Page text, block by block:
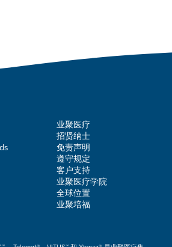
业聚医疗
招贤纳士
免责声明
遵守规定
客户支持
业聚医疗学院
全球位置
业聚培福